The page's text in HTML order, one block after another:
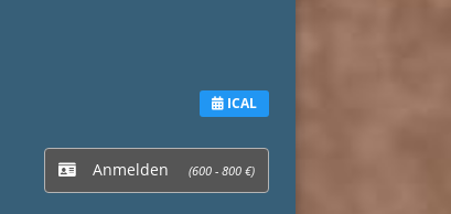
ICAL
Anmelden (600 - 800 €)